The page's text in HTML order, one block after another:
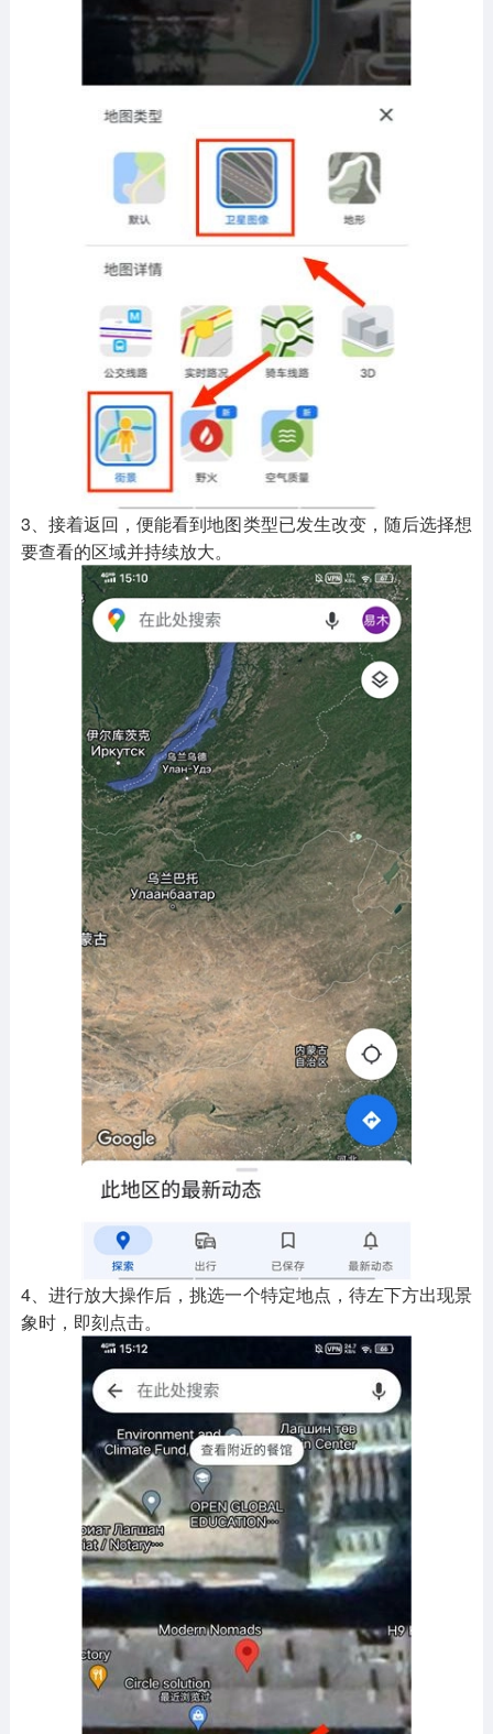
3、接着返回，便能看到地图类型已发生改变，随后选择想
要查看的区域并持续放大。
4、进行放大操作后，挑选一个特定地点，待左下方出现景
象时，即刻点击。